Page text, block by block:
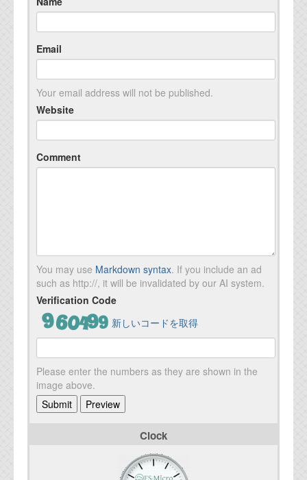
Email
Your email address will not be published.
Website
Comment
You may use Markdown syntax. If you include an ad
such as http://, it will be invalidated by our AI system.
Verification Code
新しいコードを取得
Please enter the numbers as they are shown in the
image above.
Clock